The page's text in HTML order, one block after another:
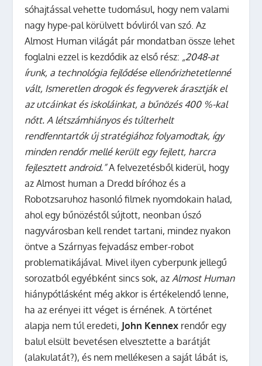
sóhajtással vehette tudomásul, hogy nem valami
nagy hype-pal körülvett bóvliról van szó.Az
Almost Human világát pár mondatban össze lehet
foglalni ezzel is kezdődik az első rész: „2048-at
írunk, a technológia fejlődése ellenőrizhetetlenné
vált, Ismeretlen drogok és fegyverek árasztják el
az utcáinkat és iskoláinkat, a bűnözés 400 %-kal
nőtt. A létszámhiányos és túlterhelt
rendfenntartók új stratégiához folyamodtak, így
minden rendőr mellé került egy fejlett, harcra
fejlesztett android.”A felvezetésből kiderül, hogy
azAlmost humana Dredd bíróhoz és a
Robotzsaruhoz hasonló filmek nyomdokain halad,
ahol egy bűnözéstől sújtott, neonban úszó
nagyvárosban kell rendet tartani, mindez nyakon
öntve aSzárnyas fejvadász ember-robot
problematikájával. Mivel ilyen cyberpunk jellegű
sorozatból egyébként sincs sok, az Almost Human
hiánypótlásként még akkor is értékelendő lenne,
ha az erényei itt véget is érnének. A történet
alapja nem túl eredeti, John Kennex rendőr egy
balul elsült bevetésen elvesztette a barátját
(alakulatát?), és nem mellékesen a saját lábát is,